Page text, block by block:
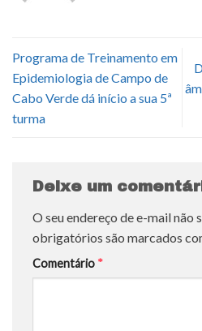
Programa de Treinamento em
Epidemiologia de Campo de
Cabo Verde dá início a sua 5ª
turma
Deixe um
O seu endereço de e-mail não
obrigatórios são marcados
Comentário *